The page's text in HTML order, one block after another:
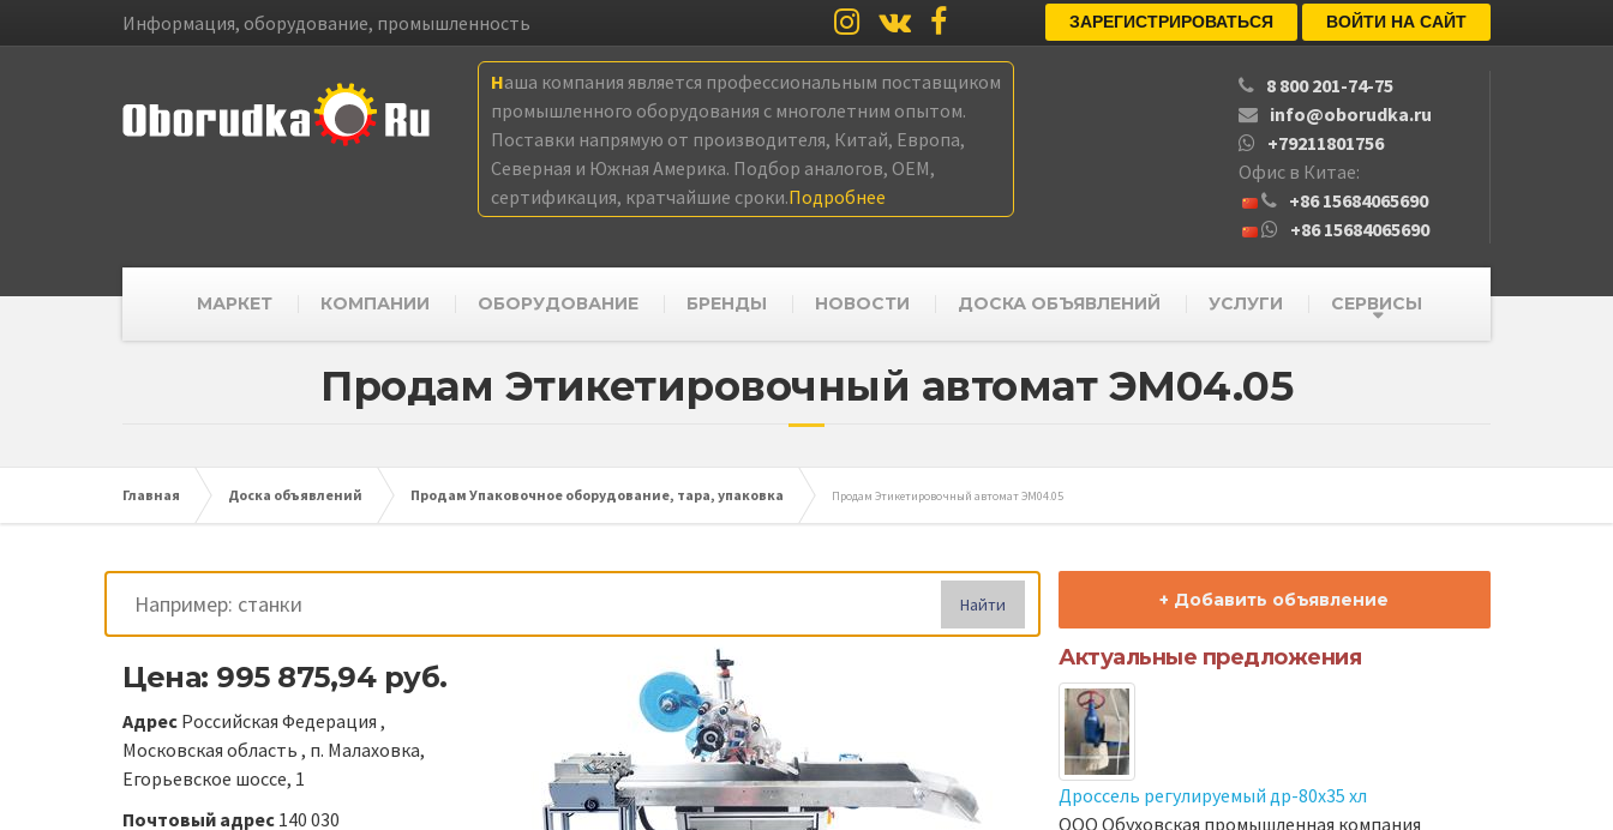
Информация, оборудование, промышленность ЗАРЕГИСТРИРОВАТЬСЯ ВОЙТИ НА САЙТ
Наша компания является профессиональным поставщиком
промышленного оборудования с многолетним опытом.
Поставки напрямую от производителя, Китай, Европа,
Северная и Южная Америка. Подбор аналогов, OEM,
сертификация, кратчайшие сроки.Подробнее
8 800 201-74-75
info@oborudka.ru
+79211801756
Офис в Китае:
+86 15684065690
+86 15684065690
МАРКЕТ КОМПАНИИ ОБОРУДОВАНИЕ БРЕНДЫ НОВОСТИ ДОСКА ОБЪЯВЛЕНИЙ УСЛУГИ СЕРВИСЫ
Продам Этикетировочный автомат ЭМ04.05
Главная Доска объявлений Продам Упаковочное оборудование, тара, упаковка Продам Этикетировочный автомат ЭМ04.05
Найти
Цена: 995 875,94 руб.
Адрес Российская Федерация ,
Московская область , п. Малаховка,
Егорьевское шоссе, 1
Почтовый адрес 140 030
+ Добавить объявление
Актуальные предложения
Дроссель регулируемый др-80х35 хл
ООО Обуховская промышленная компания